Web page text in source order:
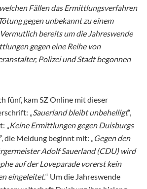
Fällen das Ermittlungsverfahren
gegen unbekannt zu einem
bereits um die Jahreswende
gegen eine Reihe von
Polizei und Stadt begonnen
fünf, kam SZ Online mit dieser
„Sauerland bleibt unbehelligt“,
„Keine Ermittlungen gegen Duisburgs
“, die Meldung beginnt mit: „Gegen den
Adolf Sauerland (CDU) wird
auf der Loveparade vorerst kein
eingeleitet.“ Um die Jahreswende